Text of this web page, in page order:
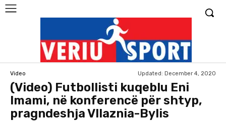
Video Updated: December 4, 2020
(Video) Futbollisti kuqeblu Eni
Imami, në konferencë për shtyp,
pragndeshja Vllaznia-Bylis